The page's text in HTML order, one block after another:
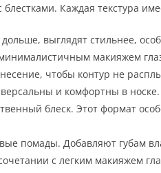
Каждая текстура
выглядят стильнее,
макияжем
чтобы контур не
и комфортны в носке.
блеск. Этот формат
помады. Добавляют губам
с легким макияжем